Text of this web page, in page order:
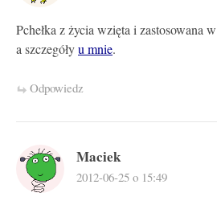
Pchełka z życia wzięta i zastosowana
a szczegółyu mnie.
Odpowiedz
Maciek
2012-06-25 o 15:49